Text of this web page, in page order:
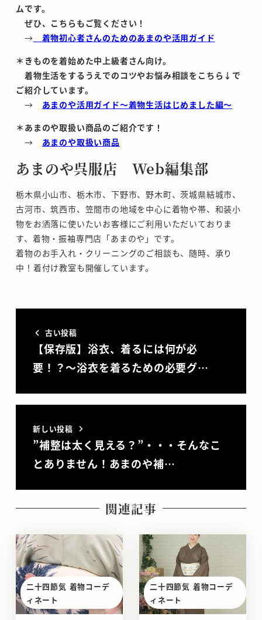
ムです。
ぜひ、こちらもご覧ください！
→
着物初心者さんのためのあまのや活用ガイド
＊きものを着始めた中上級者さん向け。
着物生活をするうえでのコツやお悩み相談をこちら↓で
ご紹介しています。
→ あまのや活用ガイド～着物生活はじめました編～
＊あまのや取扱い商品のご紹介です！
→ あまのや取扱い商品
あまのや呉服店 Web編集部
栃木県小山市、栃木市、下野市、野木町、茨城県結城市、
古河市、筑西市、笠間市の地域を中心に着物や帯、和装小
物をお洒落に使いたいお客様にご利用いただいておりま
す、着物・振袖専門店「あまのや」です。
着物のお手入れ・クリーニングのご相談も、随時、承り
中！着付け教室も開催しています。
古い投稿
【保存版】浴衣、着るには何が必
要！？～浴衣を着るための必要グ…
新しい投稿
”補整は太く見える？”・・・そんなこ
とありません！あまのや補…
関連記事
二十四節気 着物コーデ
ィネート
二十四節気 着物コーデ
ィネート